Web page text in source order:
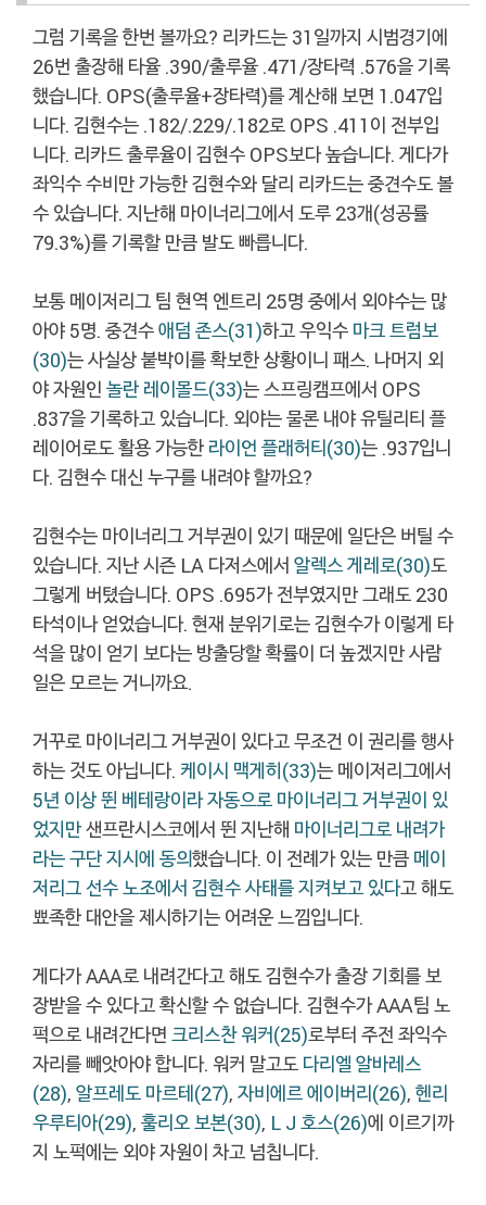
그럼 기록을 한번 볼까요? 리카드는 31일까지 시범경기에
26번 출장해 타율 .390/출루율 .471/장타력 .576을 기록
했습니다. OPS(출루율+장타력)를 계산해 보면 1.047입
니다. 김현수는 .182/.229/.182로 OPS .411이 전부입
니다. 리카드 출루율이 김현수 OPS보다 높습니다. 게다가
좌익수 수비만 가능한 김현수와 달리 리카드는 중견수도 볼
수 있습니다. 지난해 마이너리그에서 도루 23개(성공률
79.3%)를 기록할 만큼 발도 빠릅니다.
보통 메이저리그 팀 현역 엔트리 25명 중에서 외야수는 많
아야 5명. 중견수애덤 존스(31)하고 우익수 마크 트럼보
(30)는 사실상 붙박이를 확보한 상황이니 패스. 나머지 외
야 자원인 놀란 레이몰드(33)는 스프링캠프에서 OPS
.837을 기록하고 있습니다. 외야는 물론 내야 유틸리티 플
레이어로도 활용 가능한 라이언 플래허티(30)는 .937입니
다. 김현수 대신 누구를 내려야 할까요?
김현수는 마이너리그 거부권이 있기 때문에 일단은 버틸 수
있습니다. 지난 시즌 LA 다저스에서 알렉스 게레로(30)도
그렇게 버텼습니다. OPS .695가 전부였지만 그래도 230
타석이나 얻었습니다. 현재 분위기로는 김현수가 이렇게 타
석을 많이 얻기 보다는 방출당할 확률이 더 높겠지만 사람
일은 모르는 거니까요.
거꾸로 마이너리그 거부권이 있다고 무조건 이 권리를 행사
하는 것도 아닙니다. 케이시 맥게히(33)는 메이저리그에서
5년 이상 뛴 베테랑이라 자동으로 마이너리그 거부권이 있
었지만샌프란시스코에서 뛴 지난해 마이너리그로 내려가
라는 구단 지시에 동의했습니다. 이 전례가 있는 만큼 메이
저리그 선수 노조에서 김현수 사태를 지켜보고 있다고 해도
뾰족한 대안을 제시하기는 어려운 느낌입니다.
게다가 AAA로 내려간다고 해도 김현수가 출장 기회를 보
장받을 수 있다고 확신할 수 없습니다. 김현수가 AAA팀 노
퍽으로 내려간다면 크리스찬 워커(25)로부터 주전 좌익수
자리를 빼앗아야 합니다. 워커 말고도 다리엘 알바레스
(28), 알프레도 마르테(27), 자비에르 에이버리(26), 헨리
우루티아(29), 훌리오 보본(30), L J 호스(26)에 이르기까
지 노퍽에는 외야 자원이 차고 넘칩니다.